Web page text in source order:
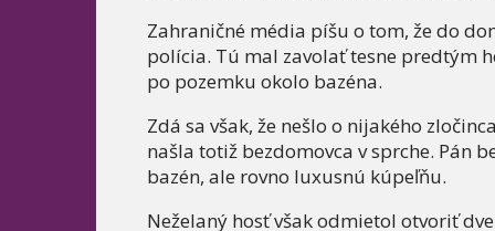
Zahraničné média píšu o tom, že do
polícia. Tú mal zavolať tesne predtým
po pozemku okolo bazéna.
Zdá sa však, že nešlo o nijakého
našla totiž bezdomovca v sprche. Pán
bazén, ale rovno luxusnú kúpeľňu.
Neželaný hosť však odmietol otvoriť